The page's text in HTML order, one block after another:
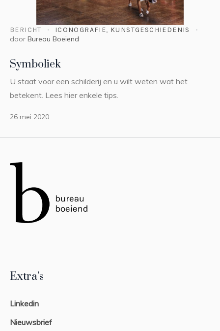
BERICHT ICONOGRAFIE, KUNSTGESCHIEDENIS
door Bureau Boeiend
Symboliek
U staat voor een schilderij en u wilt weten wat het
betekent. Lees hier enkele tips.
26 mei 2020
Extra’s
Linkedin
Nieuwsbrief